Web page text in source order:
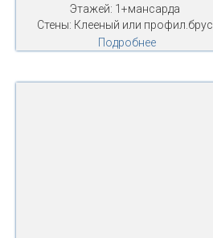
Этажей: 1+мансарда
Стены: Клееный или профил.брус
Подробнее